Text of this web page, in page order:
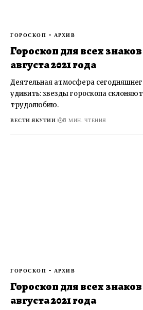
ГОРОСКОП - АРХИВ
Гороскоп для всех
августа 2021 года
Деятельная атмосфера
удивить: звезды гороскопа
трудолюбию.
ВЕСТИ ЯКУТИИ 8 МИН. ЧТЕНИЯ
ГОРОСКОП - АРХИВ
Гороскоп для всех
августа 2021 года